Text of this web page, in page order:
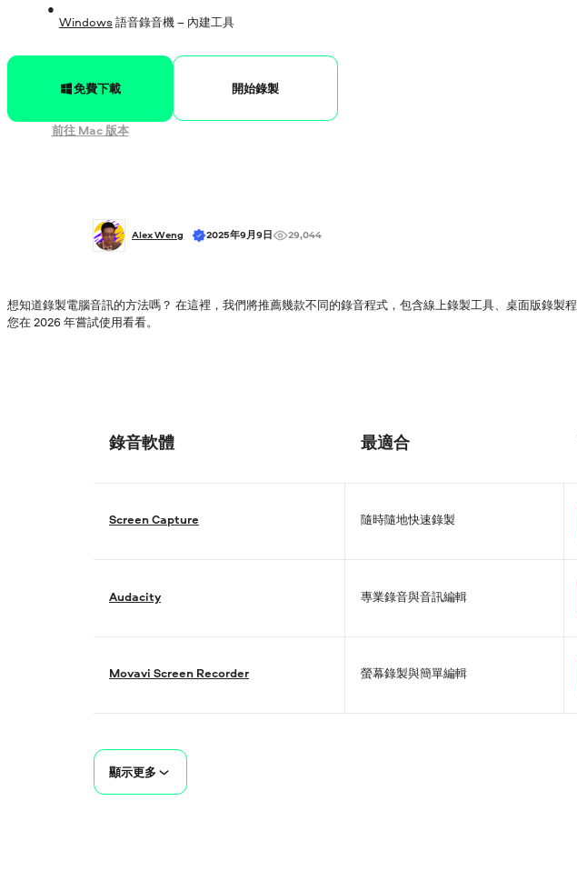
Windows語音錄音機 – 內建工具
免費下載
前往 Mac 版本
開始錄製
Alex Weng 2025年9月9日 29,044
想知道錄製電腦音訊的方法嗎？ 在這裡，我們將推薦幾款不同的錄音程式，包含線上錄製工具、桌面版錄製
您在 2026 年嘗試使用看看。
錄音軟體 最適合
Screen Capture 隨時隨地快速錄製
Audacity 專業錄音與音訊編輯
Movavi Screen Recorder 螢幕錄製與簡單編輯
顯示更多